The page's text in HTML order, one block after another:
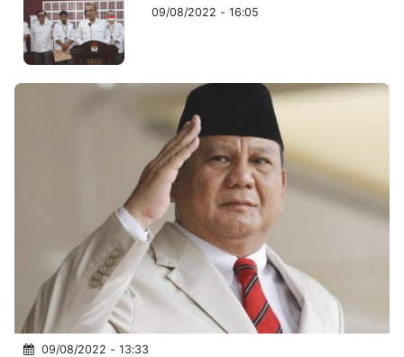
09/08/2022 - 16:05
09/08/2022 - 13:33